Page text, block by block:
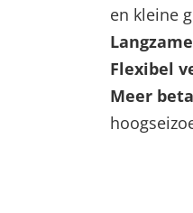
en kleine
Flexibel
Meer